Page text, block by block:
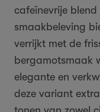
cafeïnevrije blend
smaakbeleving
verrijkt met de
bergamotsmaak
elegante en
deze variant